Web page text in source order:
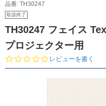
品番: TH30247
取扱終了
TH30247 フェイス
プロジェクター用
0.
0
レビューを書く